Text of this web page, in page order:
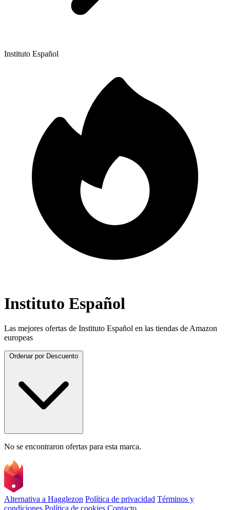
Instituto Español
Instituto Español
Las mejores ofertas de Instituto Español en las tiendas de Amazon
europeas
Ordenar por Descuento
No se encontraron ofertas para esta marca.
Alternativa a Hagglezon Política de privacidad Términos y